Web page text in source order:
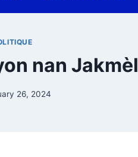
nan Jakmèl
26, 2024